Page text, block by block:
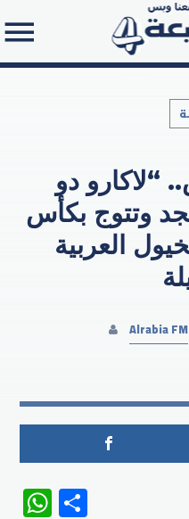
Search
دو
وتتوج بكأس
العربية
Alrabia FM
WhatsApp